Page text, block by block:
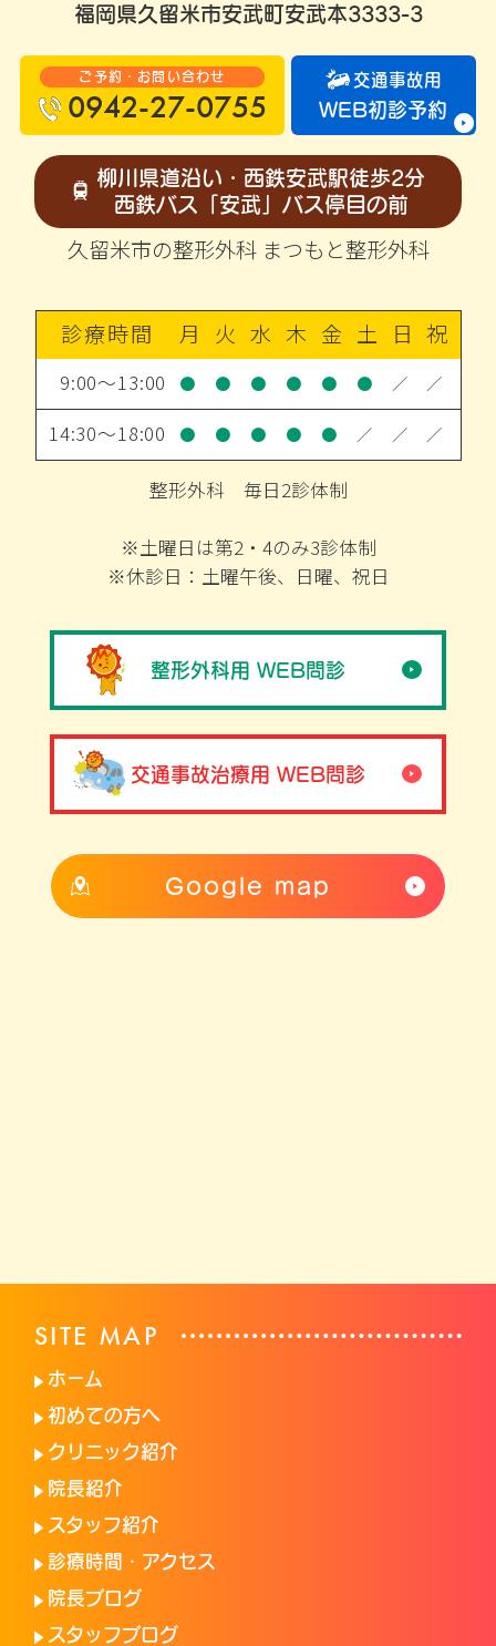
福岡県久留米市安武町安武本3333-3
ご予約・お問い合わせ
0942-27-0755
交通事故用
WEB初診予約
柳川県道沿い・西鉄安武駅徒歩2分
西鉄バス「安武」バス停目の前
久留米市の整形外科 まつもと整形外科
診療時間 月 火 水 木 金 土 日 祝
9:00～13:00 ● ● ● ● ● ● ／ ／
14:30～18:00 ● ● ● ● ● ／ ／ ／
整形外科 毎日2診体制
※土曜日は第2・4のみ3診体制
※休診日：土曜午後、日曜、祝日
整形外科用 WEB問診
交通事故治療用 WEB問診
Google map
SITE MAP
ホーム
初めての方へ
クリニック紹介
院長紹介
スタッフ紹介
診療時間・アクセス
院長ブログ
スタッフブログ